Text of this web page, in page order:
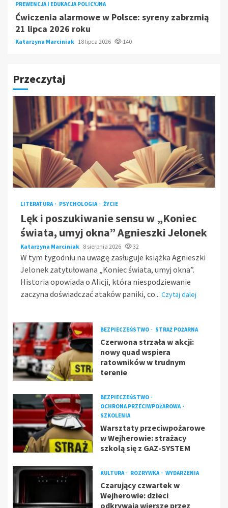
PREWENCJA I EDUKACJA POLICYJNA
Ćwiczenia alarmowe w Polsce: syreny zabrzmią
21 lipca 2026 roku
Katarzyna Marciniak 18 lipca 2026 140
Przeczytaj
LITERATURA PSYCHOLOGIA ŻYCIE
Lęk i poszukiwanie sensu w „Koniec
świata, umyj okna” Agnieszki Jelonek
Katarzyna Marciniak 8 sierpnia 2026 32
W tym tygodniu na uwagę zasługuje książka Agnieszki
Jelonek zatytułowana „Koniec świata, umyj okna”.
Historia opowiada o Alicji, która niespodziewanie
zaczyna doświadczać ataków paniki, co... Czytaj dalej
BEZPIECZEŃSTWO STRAŻ POŻARNA
Czerwona strzała w akcji:
nowy quad wspiera
ratowników w trudnym
terenie
BEZPIECZEŃSTWO
OCHRONA PRZECIWPOŻAROWA
SZKOLENIA
Warsztaty przeciwpożarowe
w Wejherowie: strażacy
szkolą się z GAZ-SYSTEM
KULTURA ROZRYWKA WYDARZENIA
Czarujący czwartek w
Wejherowie: dzieci
odkrywają wiersze przez